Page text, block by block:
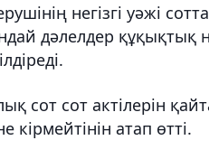
негізгі уәжі
дәлелдер
сот сот актілерін
кірмейтінін атап өтті.